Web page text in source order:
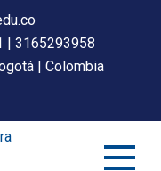
| 3165293958
| Colombia